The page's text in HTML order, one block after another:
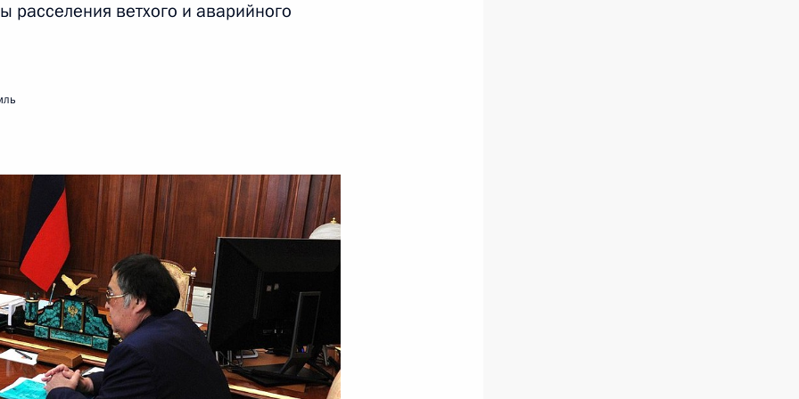
орденом Почёта
ветхого и аварийного